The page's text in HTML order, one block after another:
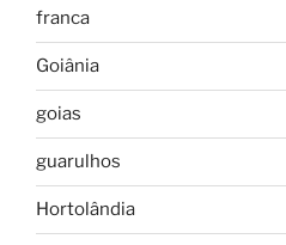
franca
Goiânia
goias
guarulhos
Hortolândia